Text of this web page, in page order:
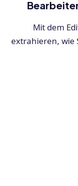
Mit dem
extrahieren, wie